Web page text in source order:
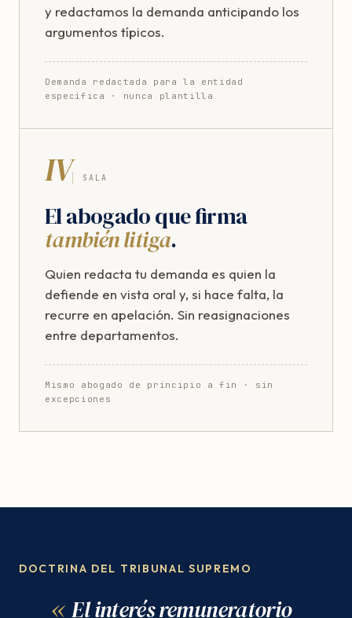
y redactamos la demanda anticipando los
argumentos típicos.
Demanda redactada para la entidad
específica · nunca plantilla
IV SALA
El abogado que firma
también litiga.
Quien redacta tu demanda es quien la
defiende en vista oral y, si hace falta, la
recurre en apelación. Sin reasignaciones
entre departamentos.
Mismo abogado de principio a fin · sin
excepciones
DOCTRINA DEL TRIBUNAL SUPREMO
El interés remuneratorio